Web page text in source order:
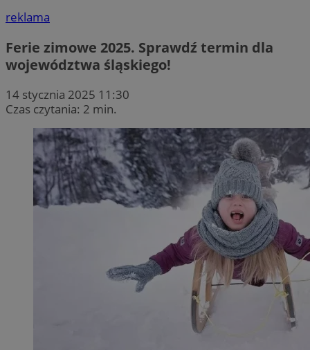
reklama
Ferie zimowe 2025. Sprawdź termin dla
województwa śląskiego!
14 stycznia 2025 11:30
Czas czytania: 2 min.